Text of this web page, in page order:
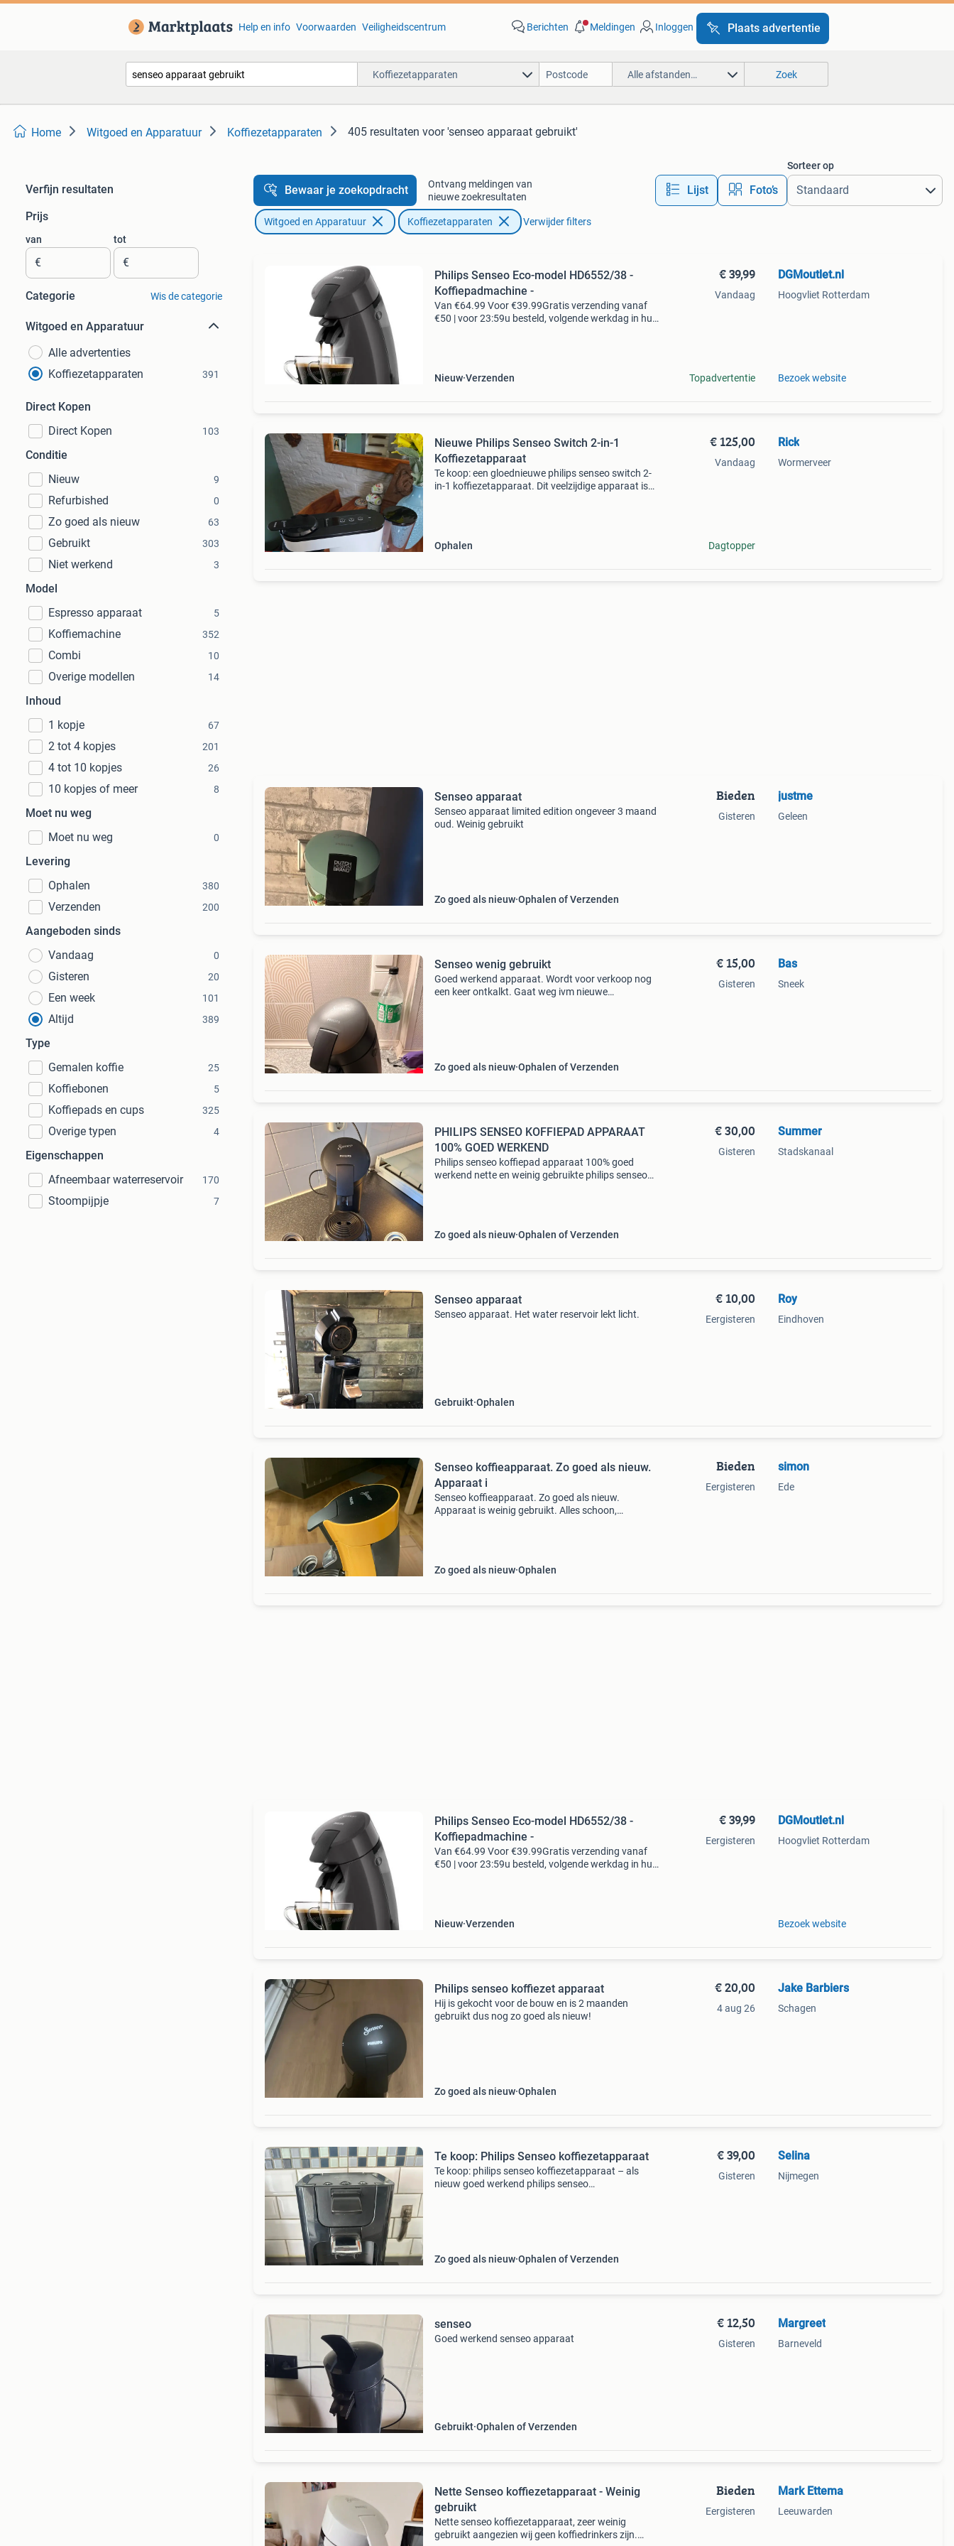
Help en info Voorwaarden Veiligheidscentrum Berichten Meldingen Inloggen Plaats advertentie
Koffiezetapparaten Alle afstanden… Zoek
Home Witgoed en Apparatuur Koffiezetapparaten 405 resultaten voor 'senseo apparaat gebruikt'
Verfijn resultaten
Prijs
van
€
tot
€
Categorie Wis de categorie
Witgoed en Apparatuur
Alle advertenties
Koffiezetapparaten
391
Direct Kopen
Direct Kopen
103
Conditie
Nieuw
9
Refurbished 0
Zo goed als nieuw 63
Gebruikt 303
Niet werkend 3
Model
Espresso apparaat
5
Koffiemachine 352
Combi 10
Overige modellen 14
Inhoud
1 kopje
67
2 tot 4 kopjes 201
4 tot 10 kopjes 26
10 kopjes of meer 8
Moet nu weg
Moet nu weg
0
Levering
Ophalen
380
Verzenden 200
Aangeboden sinds
Vandaag
0
Gisteren 20
Een week 101
Altijd 389
Type
Gemalen koffie
25
Koffiebonen 5
Koffiepads en cups 325
Overige typen 4
Eigenschappen
Afneembaar waterreservoir
170
Stoompijpje 7
Bewaar je zoekopdracht
Ontvang meldingen van
nieuwe zoekresultaten
Lijst Foto’s
Sorteer op
Witgoed en Apparatuur Koffiezetapparaten Verwijder filters
Philips Senseo Eco-model HD6552/38 -
Koffiepadmachine -
Van €64.99 Voor €39.99Gratis verzending vanaf
€50 | voor 23:59u besteld, volgende werkdag in huis
Nieuw Verzenden
€ 39,99
Vandaag
Topadvertentie
DGMoutlet.nl
Hoogvliet Rotterdam
Bezoek website
Nieuwe Philips Senseo Switch 2-in-1
Koffiezetapparaat
Te koop: een gloednieuwe philips senseo switch 2-
in-1 koffiezetapparaat. Dit veelzijdige apparaat is
Ophalen
€ 125,00
Vandaag
Dagtopper
Rick
Wormerveer
Senseo apparaat
Senseo apparaat limited edition ongeveer 3 maand
oud. Weinig gebruikt
Zo goed als nieuw Ophalen of Verzenden
Bieden
Gisteren
justme
Geleen
Senseo wenig gebruikt
Goed werkend apparaat. Wordt voor verkoop nog
een keer ontkalkt. Gaat weg ivm nieuwe
Zo goed als nieuw Ophalen of Verzenden
€ 15,00
Gisteren
Bas
Sneek
PHILIPS SENSEO KOFFIEPAD APPARAAT
100% GOED WERKEND
Philips senseo koffiepad apparaat 100% goed
werkend nette en weinig gebruikte philips senseo
Zo goed als nieuw Ophalen of Verzenden
€ 30,00
Gisteren
Summer
Stadskanaal
Senseo apparaat
Senseo apparaat. Het water reservoir lekt licht.
Gebruikt Ophalen
€ 10,00
Eergisteren
Roy
Eindhoven
Senseo koffieapparaat. Zo goed als nieuw.
Apparaat i
Senseo koffieapparaat. Zo goed als nieuw.
Apparaat is weinig gebruikt. Alles schoon,
Zo goed als nieuw Ophalen
Bieden
Eergisteren
simon
Ede
Philips Senseo Eco-model HD6552/38 -
Koffiepadmachine -
Van €64.99 Voor €39.99Gratis verzending vanaf
€50 | voor 23:59u besteld, volgende werkdag in huis
Nieuw Verzenden
€ 39,99
Eergisteren
DGMoutlet.nl
Hoogvliet Rotterdam
Bezoek website
Philips senseo koffiezet apparaat
Hij is gekocht voor de bouw en is 2 maanden
gebruikt dus nog zo goed als nieuw!
Zo goed als nieuw Ophalen
€ 20,00
4 aug 26
Jake Barbiers
Schagen
Te koop: Philips Senseo koffiezetapparaat
Te koop: philips senseo koffiezetapparaat – als
nieuw goed werkend philips senseo
Zo goed als nieuw Ophalen of Verzenden
€ 39,00
Gisteren
Selina
Nijmegen
senseo
Goed werkend senseo apparaat
Gebruikt Ophalen of Verzenden
€ 12,50
Gisteren
Margreet
Barneveld
Nette Senseo koffiezetapparaat - Weinig
gebruikt
Nette senseo koffiezetapparaat, zeer weinig
gebruikt aangezien wij geen koffiedrinkers zijn.
Bieden
Eergisteren
Mark Ettema
Leeuwarden